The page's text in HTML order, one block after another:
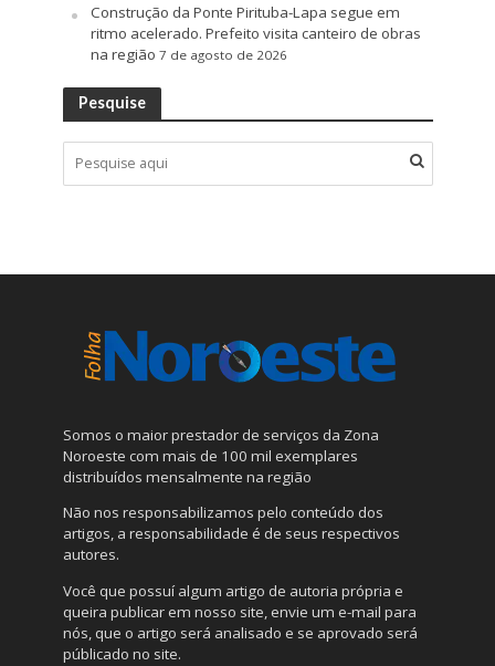
Construção da Ponte Pirituba-Lapa segue em
ritmo acelerado. Prefeito visita canteiro de obras
na região 7 de agosto de 2026
Pesquise
Somos o maior prestador de serviços da Zona
Noroeste com mais de 100 mil exemplares
distribuídos mensalmente na região
Não nos responsabilizamos pelo conteúdo dos
artigos, a responsabilidade é de seus respectivos
autores.
Você que possuí algum artigo de autoria própria e
queira publicar em nosso site, envie um e-mail para
nós, que o artigo será analisado e se aprovado será
públicado no site.